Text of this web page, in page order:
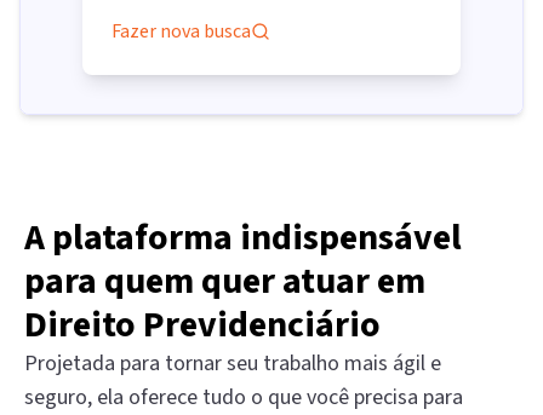
Fazer nova busca
A plataforma indispensável
para quem quer atuar em
Direito Previdenciário
Projetada para tornar seu trabalho mais ágil e
seguro, ela oferece tudo o que você precisa para